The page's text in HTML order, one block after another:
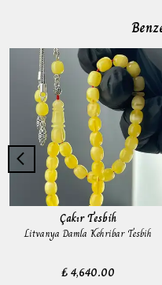
Çakır Tesbih
Litvanya Damla Kehribar Tesbih
₺ 4,640.00